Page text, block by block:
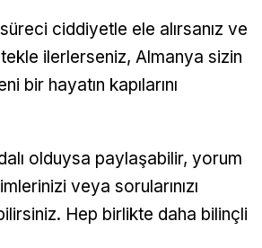
ciddiyetle ele alırsanız ve
ilerlerseniz, Almanya sizin
bir hayatın kapılarını
olduysa paylaşabilir, yorum
veya sorularınızı
Hep birlikte daha bilinçli